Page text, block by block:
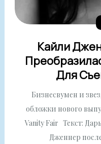
Кайли
Для
Бизнесвумен и
обложки нового
Vanity Fair Текст:
Дженнер